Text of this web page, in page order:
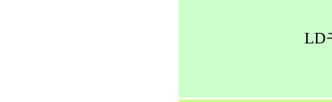
LD